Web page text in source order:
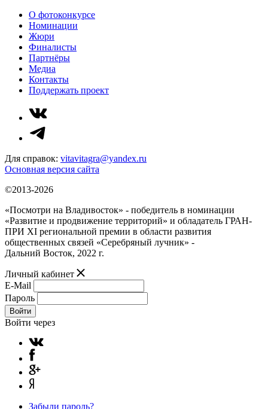
О фотоконкурсе
Номинации
Жюри
Финалисты
Партнёры
Медиа
Контакты
Поддержать проект
Для справок: vitavitagra@yandex.ru
Основная версия сайта
©2013-2026
«Посмотри на Владивосток» - победитель в номинации
«Развитие и продвижение территорий» и обладатель ГРАН-
ПРИ XI региональной премии в области развития
общественных связей «Серебряный лучник» -
Дальний Восток, 2022 г.
Личный кабинет
E-Mail
Пароль
Войти
Войти через
Забыли пароль?